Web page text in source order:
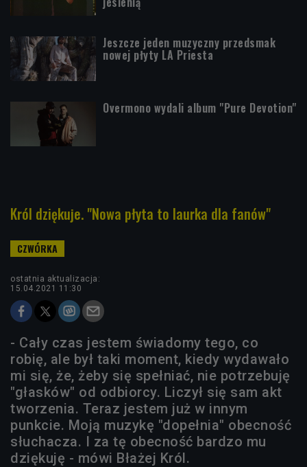
Jeszcze jeden muzyczny przedsmak
nowej płyty LA Priesta
Overmono wydali album "Pure Devotion"
Król dziękuje. "Nowa płyta to laurka dla fanów"
ostatnia aktualizacja:
15.04.2021 11:30
- Cały czas jestem świadomy tego, co
robię, ale był taki moment, kiedy wydawało
mi się, że, żeby się spełniać, nie potrzebuję
"głasków" od odbiorcy. Liczył się sam akt
tworzenia. Teraz jestem już w innym
punkcie. Moją muzykę "dopełnia" obecność
słuchacza. I za tę obecność bardzo mu
dziękuję - mówi Błażej Król.